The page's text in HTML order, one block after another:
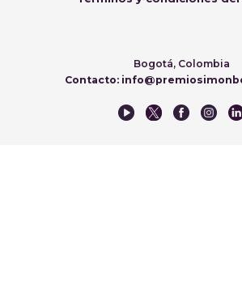
Bogotá, Colombia
Contacto: